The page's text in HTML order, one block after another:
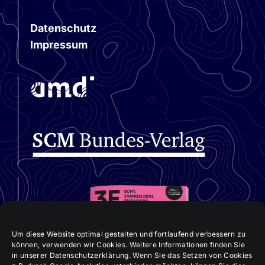
Um diese Website optimal gestalten und fortlaufend verbessern zu
können, verwenden wir Cookies. Weitere Informationen finden Sie
in unserer Datenschutzerklärung. Wenn Sie das Setzen von Cookies
Datenschutz
Impressum